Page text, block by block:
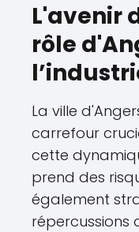
L'avenir
rôle
La ville
carrefour
cette
prend des
également
répercussions